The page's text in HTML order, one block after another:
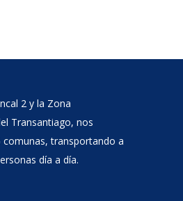
2 y la Zona
Transantiago, nos
transportando a
día a día.